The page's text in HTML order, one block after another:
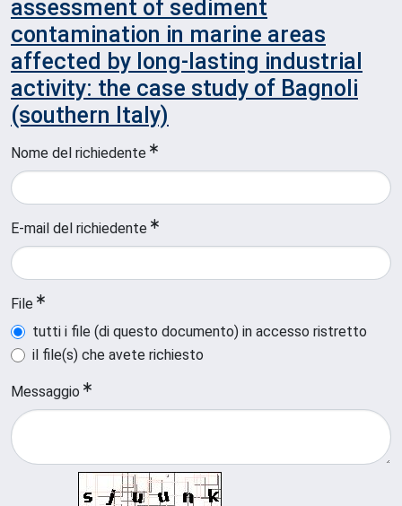
assessment of sediment
contamination in marine areas
affected by long-lasting industrial
activity: the case study of Bagnoli
(southern Italy)
Nome del richiedente
E-mail del richiedente
File
tutti i file (di questo documento) in accesso ristretto
il file(s) che avete richiesto
Messaggio